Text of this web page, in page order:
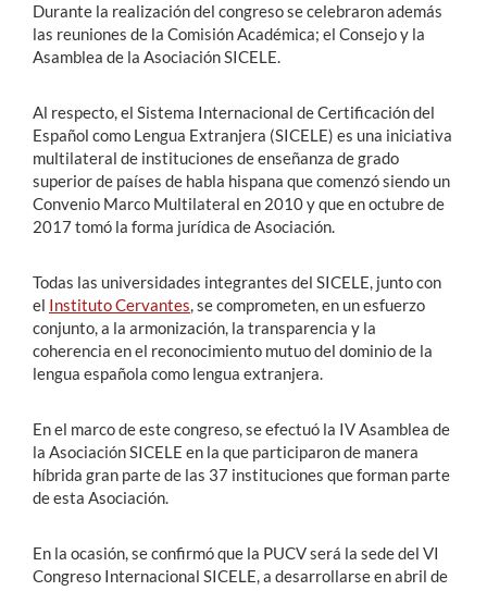
Durante la realización del congreso se celebraron además
las reuniones de la Comisión Académica; el Consejo y la
Asamblea de la Asociación SICELE.
Al respecto, el Sistema Internacional de Certificación del
Español como Lengua Extranjera (SICELE) es una iniciativa
multilateral de instituciones de enseñanza de grado
superior de países de habla hispana que comenzó siendo un
Convenio Marco Multilateral en 2010 y que en octubre de
2017 tomó la forma jurídica de Asociación.
Todas las universidades integrantes del SICELE, junto con
el Instituto Cervantes, se comprometen, en un esfuerzo
conjunto, a la armonización, la transparencia y la
coherencia en el reconocimiento mutuo del dominio de la
lengua española como lengua extranjera.
En el marco de este congreso, se efectuó la IV Asamblea de
la Asociación SICELE en la que participaron de manera
híbrida gran parte de las 37 instituciones que forman parte
de esta Asociación.
En la ocasión, se confirmó que la PUCV será la sede del VI
Congreso Internacional SICELE, a desarrollarse en abril de